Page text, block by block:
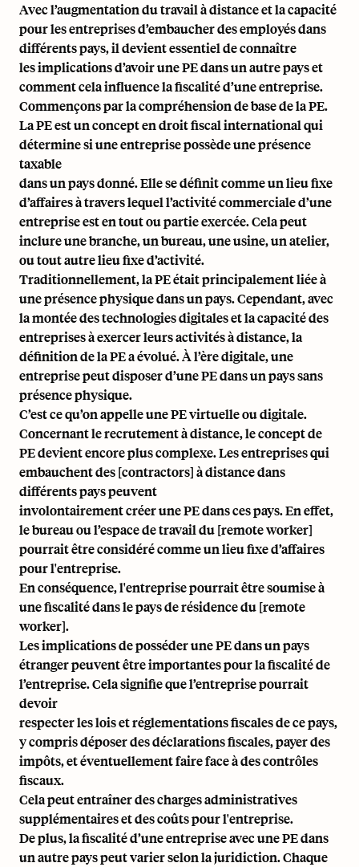
Avec l’augmentation du travail à distance et la capacité
pour les entreprises d’embaucher des employés dans
différents pays, il devient essentiel de connaître
les implications d’avoir une PE dans un autre pays et
comment cela influence la fiscalité d’une entreprise.
Commençons par la compréhension de base de la PE.
La PE est un concept en droit fiscal international qui
détermine si une entreprise possède une présence
taxable
dans un pays donné. Elle se définit comme un lieu fixe
d’affaires à travers lequel l’activité commerciale d’une
entreprise est en tout ou partie exercée. Cela peut
inclure une branche, un bureau, une usine, un atelier,
ou tout autre lieu fixe d’activité.
Traditionnellement, la PE était principalement liée à
une présence physique dans un pays. Cependant, avec
la montée des technologies digitales et la capacité des
entreprises à exercer leurs activités à distance, la
définition de la PE a évolué. À l’ère digitale, une
entreprise peut disposer d’une PE dans un pays sans
présence physique.
C’est ce qu’on appelle une PE virtuelle ou digitale.
Concernant le recrutement à distance, le concept de
PE devient encore plus complexe. Les entreprises qui
embauchent des [contractors] à distance dans
différents pays peuvent
involontairement créer une PE dans ces pays. En effet,
le bureau ou l’espace de travail du [remote worker]
pourrait être considéré comme un lieu fixe d’affaires
pour l'entreprise.
En conséquence, l'entreprise pourrait être soumise à
une fiscalité dans le pays de résidence du [remote
worker].
Les implications de posséder une PE dans un pays
étranger peuvent être importantes pour la fiscalité de
l’entreprise. Cela signifie que l’entreprise pourrait
devoir
respecter les lois et réglementations fiscales de ce pays,
y compris déposer des déclarations fiscales, payer des
impôts, et éventuellement faire face à des contrôles
fiscaux.
Cela peut entraîner des charges administratives
supplémentaires et des coûts pour l'entreprise.
De plus, la fiscalité d’une entreprise avec une PE dans
un autre pays peut varier selon la juridiction. Chaque